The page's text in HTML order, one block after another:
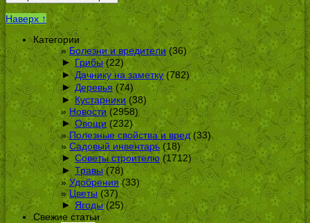
Наверх ↑
Категории
Болезни и вредители(36)
► Грибы(22)
► Дачнику на заметку(782)
► Деревья(74)
► Кустарники (38)
Новости(2958)
► Овощи(232)
Полезные свойства и вред(33)
Садовый инвентарь (18)
► Советы строителю(1712)
► Травы(78)
Удобрения(33)
Цветы (37)
► Ягоды(25)
Свежие статьи